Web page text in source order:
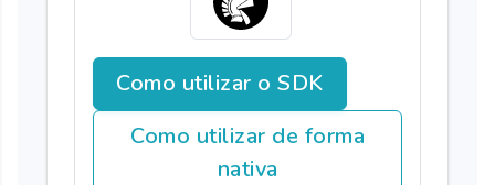
Como utilizar o SDK
Como utilizar de forma
nativa